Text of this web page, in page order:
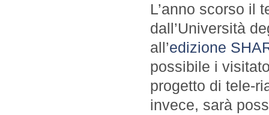
L’anno scorso il
dall’Università
all’edizione
possibile i
progetto di tele-
invece, sarà